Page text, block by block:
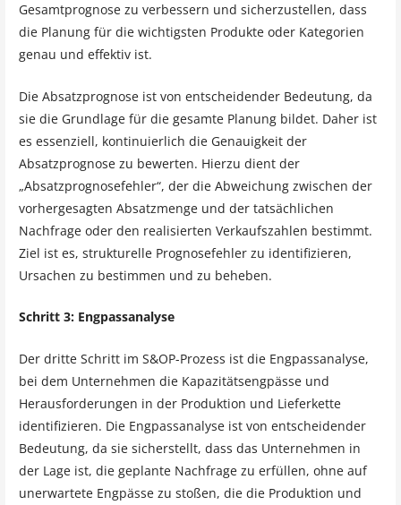
Gesamtprognose zu verbessern und sicherzustellen, dass
die Planung für die wichtigsten Produkte oder Kategorien
genau und effektiv ist.
Die Absatzprognose ist von entscheidender Bedeutung, da
sie die Grundlage für die gesamte Planung bildet. Daher ist
es essenziell, kontinuierlich die Genauigkeit der
Absatzprognose zu bewerten. Hierzu dient der
„Absatzprognosefehler“, der die Abweichung zwischen der
vorhergesagten Absatzmenge und der tatsächlichen
Nachfrage oder den realisierten Verkaufszahlen bestimmt.
Ziel ist es, strukturelle Prognosefehler zu identifizieren,
Ursachen zu bestimmen und zu beheben.
Schritt 3: Engpassanalyse
Der dritte Schritt im S&OP-Prozess ist die Engpassanalyse,
bei dem Unternehmen die Kapazitätsengpässe und
Herausforderungen in der Produktion und Lieferkette
identifizieren. Die Engpassanalyse ist von entscheidender
Bedeutung, da sie sicherstellt, dass das Unternehmen in
der Lage ist, die geplante Nachfrage zu erfüllen, ohne auf
unerwartete Engpässe zu stoßen, die die Produktion und